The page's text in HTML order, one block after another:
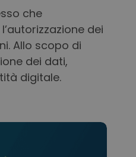
che
dei
Allo scopo di
dei dati,
digitale.